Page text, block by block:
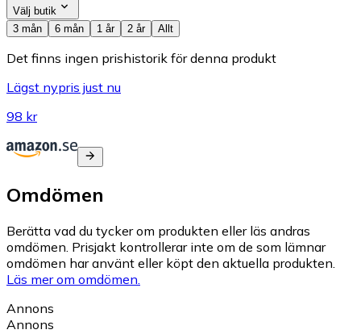
Välj butik
3 mån
6 mån 1 år 2 år Allt
Det finns ingen prishistorik för denna produkt
Lägst nypris just nu
98 kr
Omdömen
Berätta vad du tycker om produkten eller läs andras
omdömen. Prisjakt kontrollerar inte om de som lämnar
omdömen har använt eller köpt den aktuella produkten.
Läs mer om omdömen.
Annons
Annons